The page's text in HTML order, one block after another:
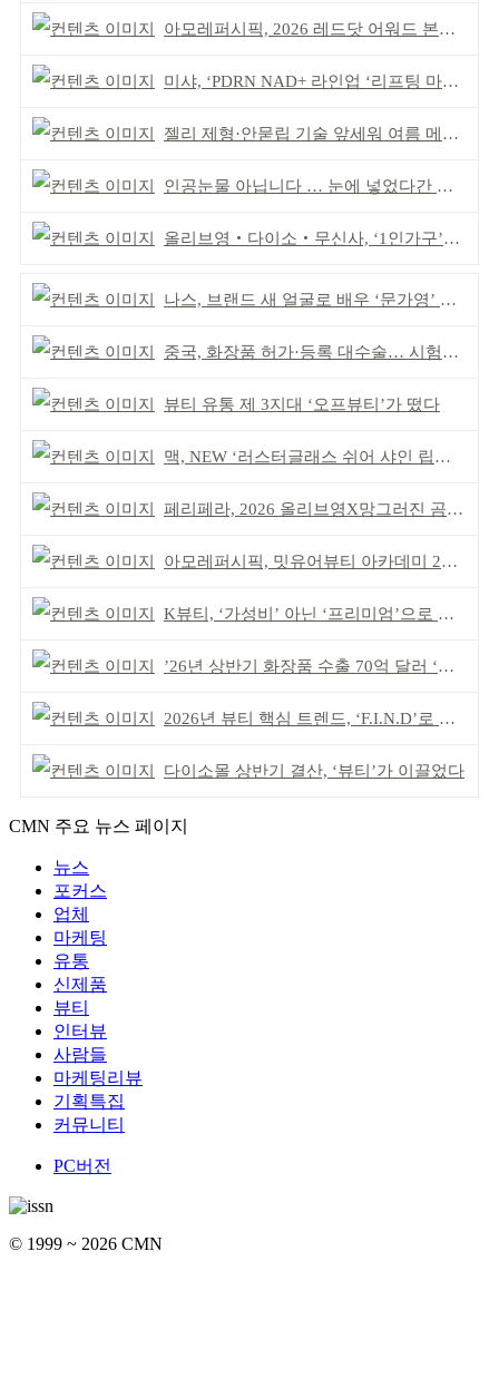
아모레퍼시픽, 2026 레드닷 어워드 본상 2개 수상
미샤, ‘PDRN NAD+ 라인업 ‘리프팅 마스크’ 출시
젤리 제형·안묻립 기술 앞세워 여름 메이크업 시장 공략
인공눈물 아닙니다 … 눈에 넣었다간 각막 손상
올리브영‧다이소‧무신사, ‘1인가구’가 이끈다
나스, 브랜드 새 얼굴로 배우 ‘문가영’ 발탁
중국, 화장품 허가·등록 대수술… 시험자료 공용 허용
뷰티 유통 제 3지대 ‘오프뷰티’가 떴다
맥, NEW ‘러스터글래스 쉬어 샤인 립스틱’ 출시
페리페라, 2026 올리브영X망그러진 곰 콜라보
아모레퍼시픽, 밋유어뷰티 아카데미 2기 발대식
K뷰티, ‘가성비’ 아닌 ‘프리미엄’으로 승부걸어야
’26년 상반기 화장품 수출 70억 달러 ‘역대 최고’
2026년 뷰티 핵심 트렌드, ‘F.I.N.D’로 읽는다
다이소몰 상반기 결산, ‘뷰티’가 이끌었다
CMN 주요 뉴스 페이지
뉴스
포커스
업체
마케팅
유통
신제품
뷰티
인터뷰
사람들
마케팅리뷰
기획특집
커뮤니티
PC버전
© 1999 ~ 2026 CMN